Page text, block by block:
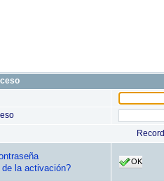
la activación?
OK